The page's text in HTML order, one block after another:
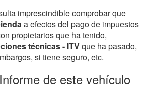
imprescindible comprobar que
a efectos del pago de impuestos
propietarios que ha tenido,
técnicas - ITVque ha pasado,
si tiene seguro, etc.
de este vehículo